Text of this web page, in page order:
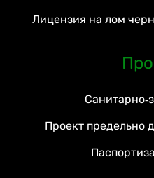
Лицензия на лом
Санитарно-
Проект предельно